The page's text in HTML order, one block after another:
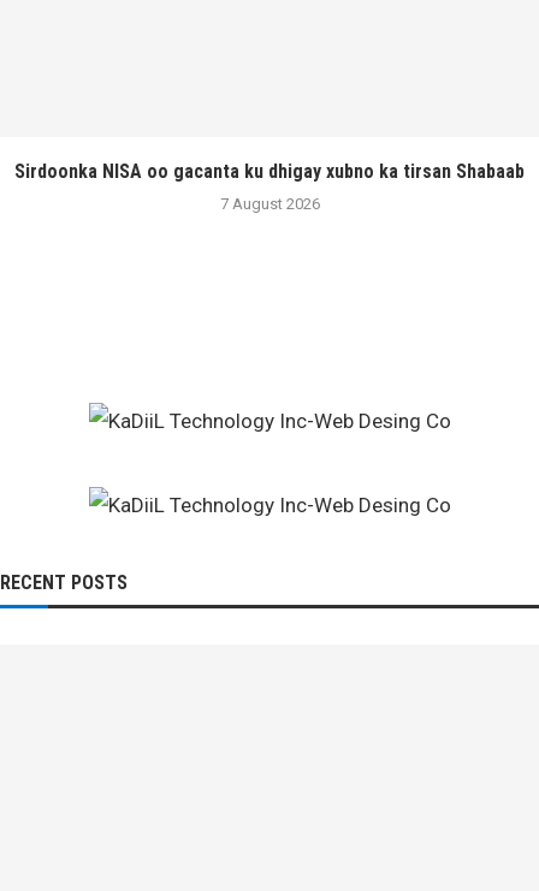
Sirdoonka NISA oo gacanta ku dhigay xubno ka tirsan Shabaab
7 August 2026
RECENT POSTS